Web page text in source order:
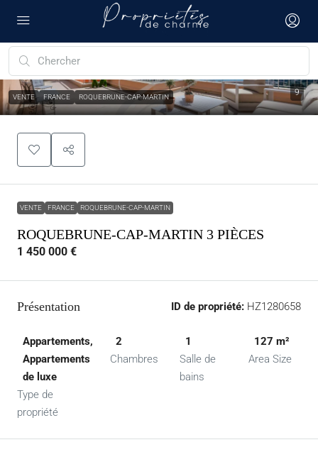
9
VENTE FRANCE ROQUEBRUNE-CAP-MARTIN
VENTE FRANCE ROQUEBRUNE-CAP-MARTIN
ROQUEBRUNE-CAP-MARTIN 3 PIÈCES
1 450 000 €
Présentation ID de propriété: HZ1280658
Appartements,
Appartements
de luxe
Type de
propriété
2
Chambres
1
Salle de
bains
127 m²
Area Size